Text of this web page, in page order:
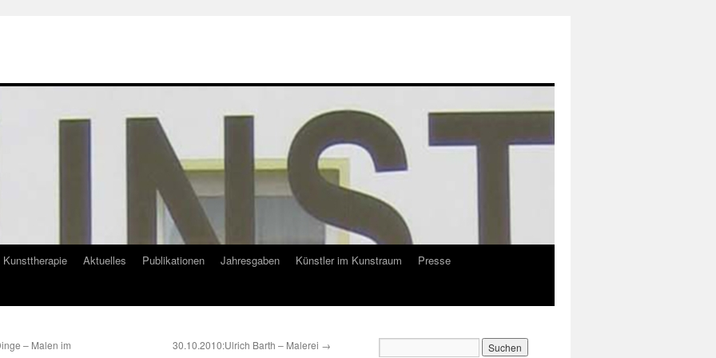
Kunsttherapie Aktuelles Publikationen Jahresgaben Künstler im Kunstraum
Presse
– Malen im
30.10.2010:Ulrich Barth – Malerei →